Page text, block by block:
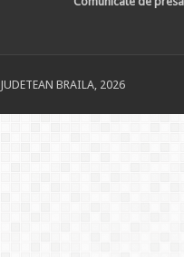
BRAILA, 2026